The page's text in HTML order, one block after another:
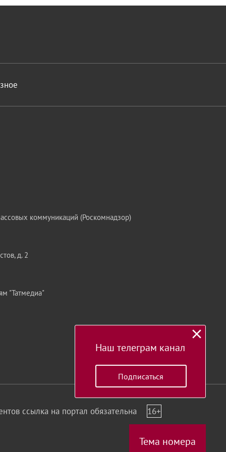
Тема номера
коммуникаций (Роскомнадзор)
д. 2
"Татмедиа"
ссылка на портал обязательна 16+
Наш телеграм канал
Подписаться